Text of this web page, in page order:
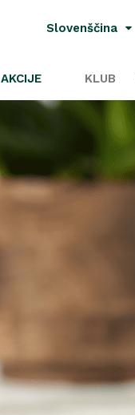
Slovenščina
AKCIJE KLUB